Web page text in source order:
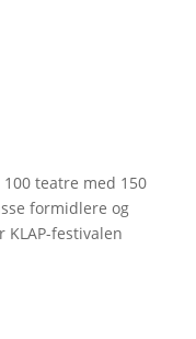
teatre med 150
formidlere og
festivalen